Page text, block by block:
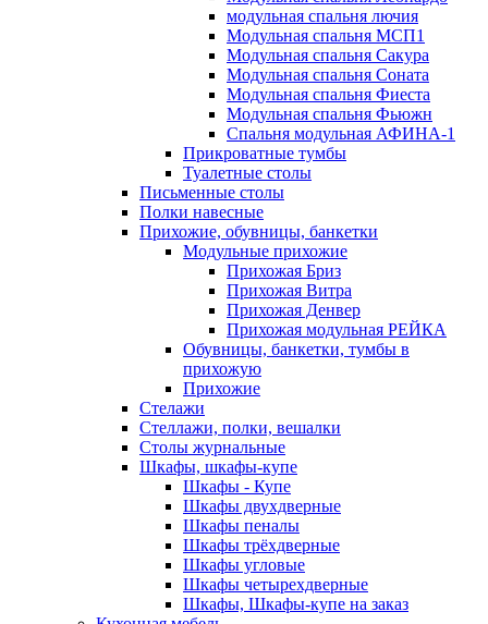
модульная спальня лючия
Модульная спальня МСП1
Модульная спальня Сакура
Модульная спальня Соната
Модульная спальня Фиеста
Модульная спальня Фьюжн
Спальня модульная АФИНА-1
Прикроватные тумбы
Туалетные столы
Письменные столы
Полки навесные
Прихожие, обувницы, банкетки
Модульные прихожие
Прихожая Бриз
Прихожая Витра
Прихожая Денвер
Прихожая модульная РЕЙКА
Обувницы, банкетки, тумбы в
прихожую
Прихожие
Стелажи
Стеллажи, полки, вешалки
Столы журнальные
Шкафы, шкафы-купе
Шкафы - Купе
Шкафы двухдверные
Шкафы пеналы
Шкафы трёхдверные
Шкафы угловые
Шкафы четырехдверные
Шкафы, Шкафы-купе на заказ